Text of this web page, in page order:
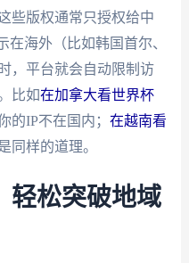
些版权通常只授权给中
在海外（比如韩国首尔、
，平台就会自动限制访
比如在加拿大看世界杯
的IP不在国内； 在越南看
同样的道理。
轻松突破地域